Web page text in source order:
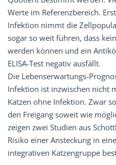
Werte im Referenzbereich.
Infektion nimmt die
sogar so weit führen, dass
werden können und ein
ELISA-Test negativ ausfällt.
Die Lebenserwartungs-
Infektion ist inzwischen nicht
Katzen ohne Infektion. Zwar
den Freigang soweit wie
zeigen zwei Studien aus
Risiko einer Ansteckung in
integrativen Katzengruppe